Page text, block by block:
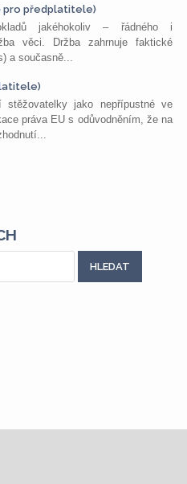
pro předplatitele)
jakéhokoliv – řádného i
věci. Držba zahrnuje faktické
a současně...
jako nepřípustné ve
práva EU s odůvodněním, že na